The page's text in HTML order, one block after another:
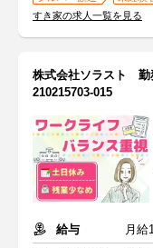
すき家の求人一覧を見る
株式会社ソラスト 勤
210215703-015
給与
月給